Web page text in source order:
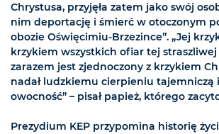
Chrystusa, przyjęła zatem jako swój
nim deportację i śmierć w otoczonym
obozie Oświęcimiu-Brzezince”. „Jej
krzykiem wszystkich ofiar tej
zarazem jest zjednoczony z krzykiem
nadał ludzkiemu cierpieniu tajemniczą
owocność” – pisał papież, którego
Prezydium KEP przypomina historię